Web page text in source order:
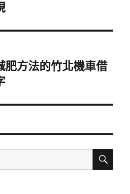
肥方法的竹北機車借
搜